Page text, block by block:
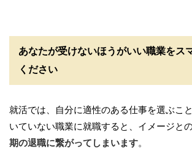
あなたが受けないほうがいい職業をス
ください
就活では、自分に適性のある仕事を選ぶこ
いていない職業に就職すると、イメージと
期の退職に繋がってしまいます。